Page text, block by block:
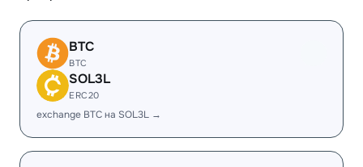
BTC
BTC
SOL3L
ERC20
exchange BTC на SOL3L →